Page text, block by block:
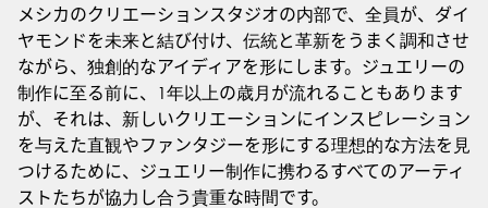
メシカのクリエーションスタジオの内部で、全員が、ダイ
ヤモンドを未来と結び付け、伝統と革新をうまく調和させ
ながら、独創的なアイディアを形にします。ジュエリーの
制作に至る前に、1年以上の歳月が流れることもあります
が、それは、新しいクリエーションにインスピレーション
を与えた直観やファンタジーを形にする理想的な方法を見
つけるために、ジュエリー制作に携わるすべてのアーティ
ストたちが協力し合う貴重な時間です。